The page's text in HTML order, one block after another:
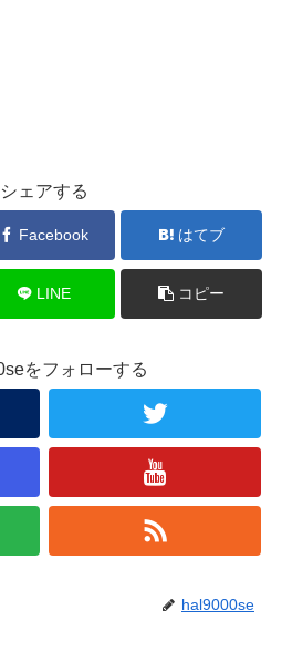
シェアする
Facebook はてブ
LINE コピー
をフォローする
hal9000se